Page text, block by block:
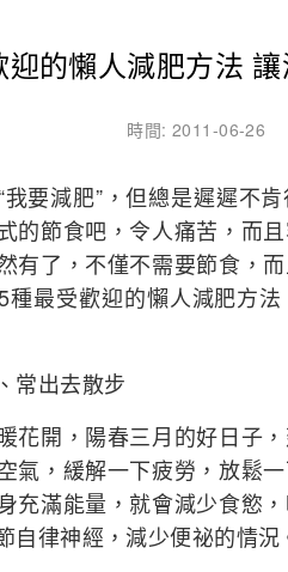
用品 男性疾病
飲食
女性生理 女性疾病
幼兒期
學前期
老人用品
迎的懶人減肥方法
時間: 2011-06-26
要減肥”，但總是遲遲不
的節食吧，令人痛苦，而
有了，不僅不需要節食，
種最受歡迎的懶人減肥方
常出去散步
開，陽春三月的好日子，
氣，緩解一下疲勞，放鬆
充滿能量，就會減少食慾
自律神經，減少便祕的情況